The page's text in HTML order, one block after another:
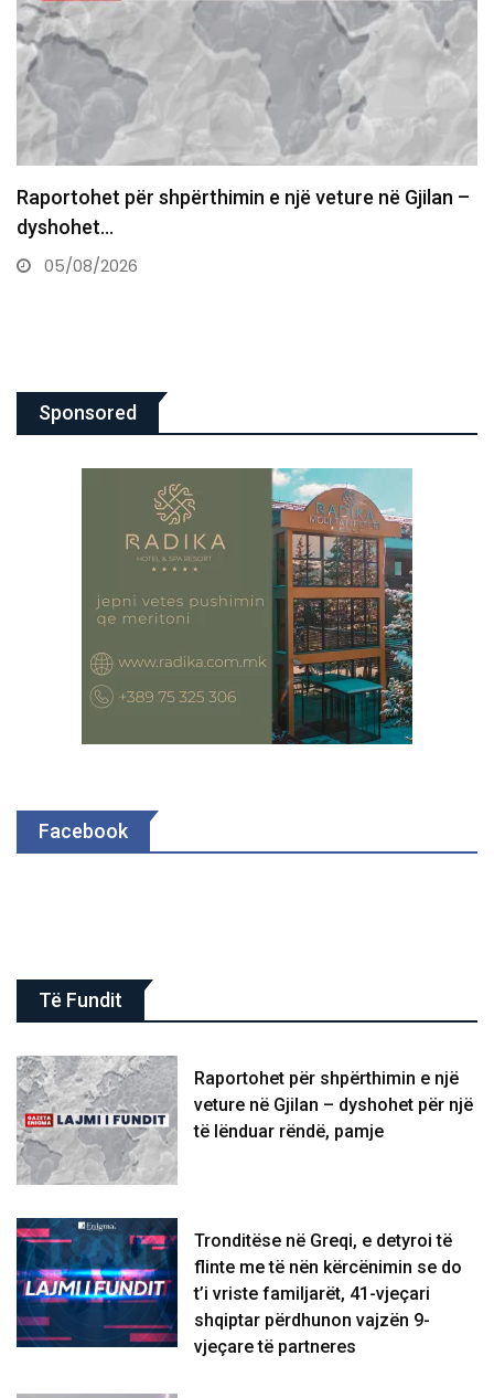
Tronditëse në Greqi, e detyroi të flinte me të nën…
05/08/2026
Sponsored
Facebook
Të Fundit
Raportohet për shpërthimin e një
veture në Gjilan – dyshohet për një
të lënduar rëndë, pamje
Tronditëse në Greqi, e detyroi të
flinte me të nën kërcënimin se do
t’i vriste familjarët, 41-vjeçari
shqiptar përdhunon vajzën 9-
vjeçare të partneres